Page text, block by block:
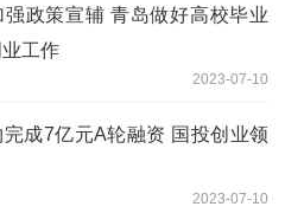
强政策宣辅 青岛做好高校毕业
工作
2023-07-10
成7亿元A轮融资 国投创业领
2023-07-10